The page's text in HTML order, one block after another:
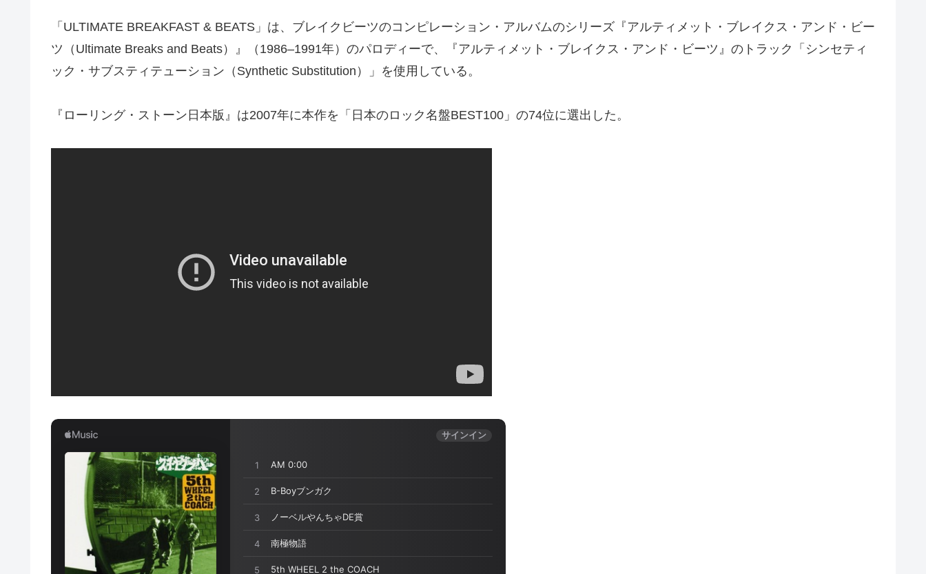
「ULTIMATE BREAKFAST & BEATS」は、ブレイクビーツのコンピレーション・アルバムのシリーズ『アルティメット・ブレイクス・アンド・ビー
ツ（Ultimate Breaks and Beats）』（1986–1991年）のパロディーで、『アルティメット・ブレイクス・アンド・ビーツ』のトラック「シンセティ
ック・サブスティテューション（Synthetic Substitution）」を使用している。
『ローリング・ストーン日本版』は2007年に本作を「日本のロック名盤BEST100」の74位に選出した。